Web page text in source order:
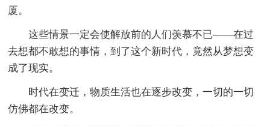
厦。
这些情景一定会使解放前的人们羡慕不已——在过
去想都不敢想的事情，到了这个新时代，竟然从梦想变
成了现实。
时代在变迁，物质生活也在逐步改变，一切的一切
仿佛都在改变。